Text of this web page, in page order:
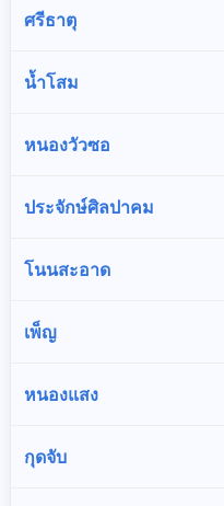
ศรีธาตุ
น้ำโสม
หนองวัวซอ
ประจักษ์ศิลปาคม
โนนสะอาด
เพ็ญ
หนองแสง
กุดจับ